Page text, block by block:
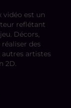
vidéo est un
reflétant
Décors,
des
artistes
2D.